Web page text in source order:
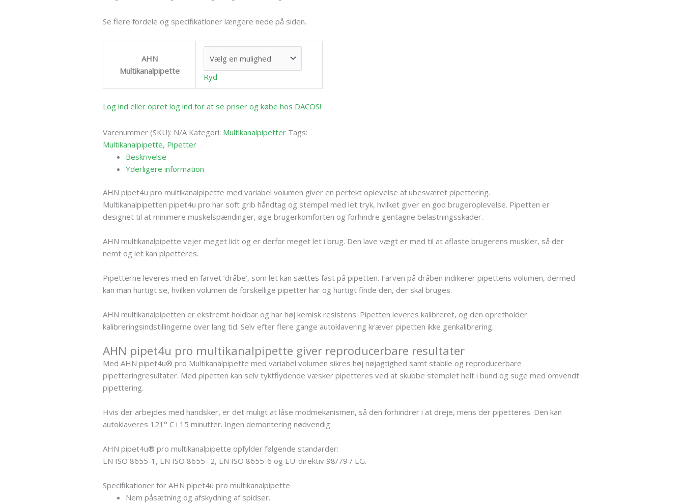
Se flere fordele og specifikationer længere nede på siden.
AHN
Multikanalpipette
Ryd
Log ind eller opret log ind for at se priser og købe hos DACOS!
Varenummer (SKU): N/A Kategori: Multikanalpipetter Tags:
Multikanalpipette, Pipetter
Beskrivelse
Yderligere information
AHN pipet4u pro multikanalpipette med variabel volumen giver en perfekt oplevelse af ubesværet pipettering.
Multikanalpipetten pipet4u pro har soft grib håndtag og stempel med let tryk, hvilket giver en god brugeroplevelse. Pipetten er
designet til at minimere muskelspændinger, øge brugerkomforten og forhindre gentagne belastningsskader.
AHN multikanalpipette vejer meget lidt og er derfor meget let i brug. Den lave vægt er med til at aflaste brugerens muskler, så der
nemt og let kan pipetteres.
Pipetterne leveres med en farvet ’dråbe’, som let kan sættes fast på pipetten. Farven på dråben indikerer pipettens volumen, dermed
kan man hurtigt se, hvilken volumen de forskellige pipetter har og hurtigt finde den, der skal bruges.
AHN multikanalpipetten er ekstremt holdbar og har høj kemisk resistens. Pipetten leveres kalibreret, og den opretholder
kalibreringsindstillingerne over lang tid. Selv efter flere gange autoklavering kræver pipetten ikke genkalibrering.
AHN pipet4u pro multikanalpipette giver reproducerbare resultater
Med AHN pipet4u® pro Multikanalpipette med variabel volumen sikres høj nøjagtighed samt stabile og reproducerbare
pipetteringresultater. Med pipetten kan selv tyktflydende væsker pipetteres ved at skubbe stemplet helt i bund og suge med omvendt
pipettering.
Hvis der arbejdes med handsker, er det muligt at låse modmekanismen, så den forhindrer i at dreje, mens der pipetteres. Den kan
autoklaveres 121° C i 15 minutter. Ingen demontering nødvendig.
AHN pipet4u® pro multikanalpipette opfylder følgende standarder:
EN ISO 8655-1, EN ISO 8655- 2, EN ISO 8655-6 og EU-direktiv 98/79 / EG.
Specifikationer for AHN pipet4u pro multikanalpipette
Nem påsætning og afskydning af spidser.